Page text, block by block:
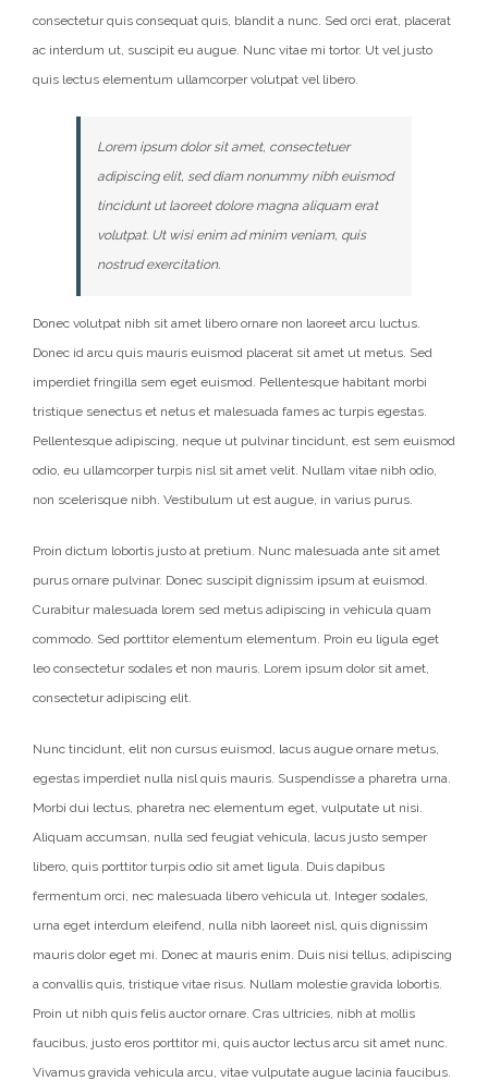
consectetur quis consequat quis, blandit a nunc. Sed orci erat, placerat
ac interdum ut, suscipit eu augue. Nunc vitae mi tortor. Ut vel justo
quis lectus elementum ullamcorper volutpat vel libero.
Lorem ipsum dolor sit amet, consectetuer
adipiscing elit, sed diam nonummy nibh euismod
tincidunt ut laoreet dolore magna aliquam erat
volutpat. Ut wisi enim ad minim veniam, quis
nostrud exercitation.
Donec volutpat nibh sit amet libero ornare non laoreet arcu luctus.
Donec id arcu quis mauris euismod placerat sit amet ut metus. Sed
imperdiet fringilla sem eget euismod. Pellentesque habitant morbi
tristique senectus et netus et malesuada fames ac turpis egestas.
Pellentesque adipiscing, neque ut pulvinar tincidunt, est sem euismod
odio, eu ullamcorper turpis nisl sit amet velit. Nullam vitae nibh odio,
non scelerisque nibh. Vestibulum ut est augue, in varius purus.
Proin dictum lobortis justo at pretium. Nunc malesuada ante sit amet
purus ornare pulvinar. Donec suscipit dignissim ipsum at euismod.
Curabitur malesuada lorem sed metus adipiscing in vehicula quam
commodo. Sed porttitor elementum elementum. Proin eu ligula eget
leo consectetur sodales et non mauris. Lorem ipsum dolor sit amet,
consectetur adipiscing elit.
Nunc tincidunt, elit non cursus euismod, lacus augue ornare metus,
egestas imperdiet nulla nisl quis mauris. Suspendisse a pharetra urna.
Morbi dui lectus, pharetra nec elementum eget, vulputate ut nisi.
Aliquam accumsan, nulla sed feugiat vehicula, lacus justo semper
libero, quis porttitor turpis odio sit amet ligula. Duis dapibus
fermentum orci, nec malesuada libero vehicula ut. Integer sodales,
urna eget interdum eleifend, nulla nibh laoreet nisl, quis dignissim
mauris dolor eget mi. Donec at mauris enim. Duis nisi tellus, adipiscing
a convallis quis, tristique vitae risus. Nullam molestie gravida lobortis.
Proin ut nibh quis felis auctor ornare. Cras ultricies, nibh at mollis
faucibus, justo eros porttitor mi, quis auctor lectus arcu sit amet nunc.
Vivamus gravida vehicula arcu, vitae vulputate augue lacinia faucibus.